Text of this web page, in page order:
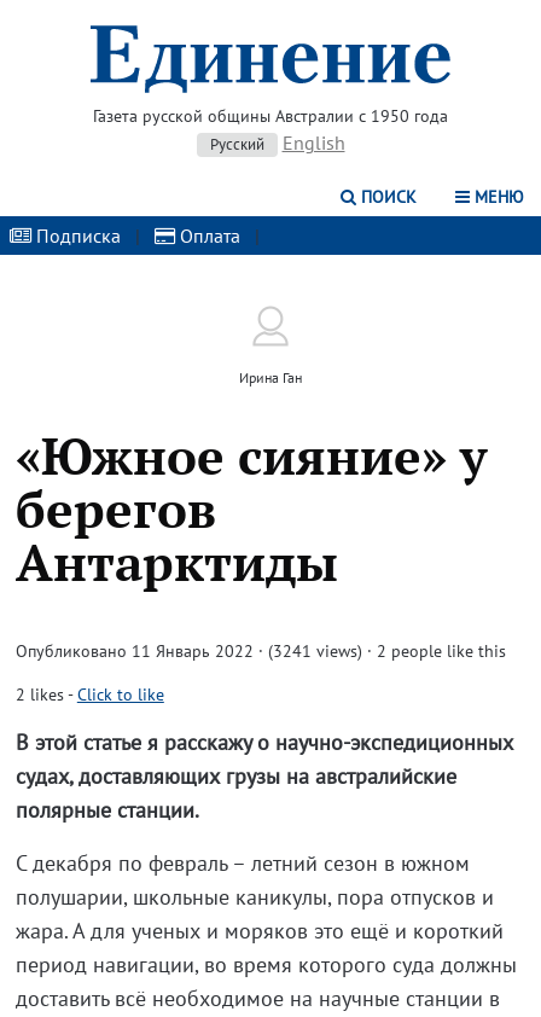
Газета русской общины Австралии с 1950 года
Русский English
ПОИСК МЕНЮ
Подписка | Оплата |
Ирина Ган
«Южное сияние» у
берегов
Антарктиды
Опубликовано 11 Январь 2022 · (3241 views) · 2 people like this
2 likes-Click to like
В этой статье я расскажу о научно-экспедиционных
судах, доставляющих грузы на австралийские
полярные станции.
С декабря по февраль – летний сезон в южном
полушарии, школьные каникулы, пора отпусков и
жара. А для ученых и моряков это ещё и короткий
период навигации, во время которого суда должны
доставить всё необходимое на научные станции в